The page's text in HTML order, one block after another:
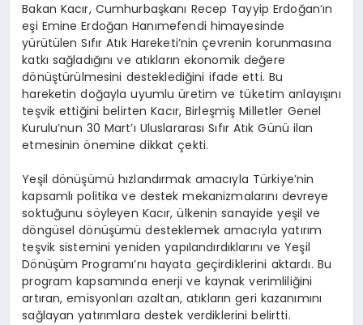
Bakan Kacır, Cumhurbaşkanı Recep Tayyip Erdoğan’ın
eşi Emine Erdoğan Hanımefendi himayesinde
yürütülen Sıfır Atık Hareketi’nin çevrenin korunmasına
katkı sağladığını ve atıkların ekonomik değere
dönüştürülmesini desteklediğini ifade etti. Bu
hareketin doğayla uyumlu üretim ve tüketim anlayışını
teşvik ettiğini belirten Kacır, Birleşmiş Milletler Genel
Kurulu’nun 30 Mart’ı Uluslararası Sıfır Atık Günü ilan
etmesinin önemine dikkat çekti.
Yeşil dönüşümü hızlandırmak amacıyla Türkiye’nin
kapsamlı politika ve destek mekanizmalarını devreye
soktuğunu söyleyen Kacır, ülkenin sanayide yeşil ve
döngüsel dönüşümü desteklemek amacıyla yatırım
teşvik sistemini yeniden yapılandırdıklarını ve Yeşil
Dönüşüm Programı’nı hayata geçirdiklerini aktardı. Bu
program kapsamında enerji ve kaynak verimliliğini
artıran, emisyonları azaltan, atıkların geri kazanımını
sağlayan yatırımlara destek verdiklerini belirtti.